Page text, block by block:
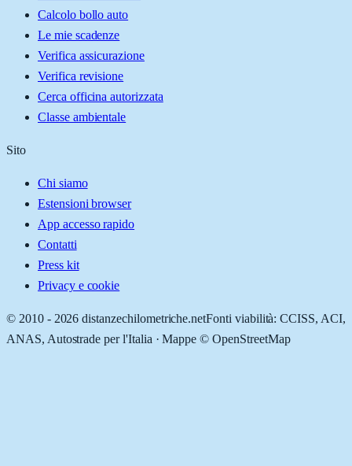
Calcolo bollo auto
Le mie scadenze
Verifica assicurazione
Verifica revisione
Cerca officina autorizzata
Classe ambientale
Sito
Chi siamo
Estensioni browser
App accesso rapido
Contatti
Press kit
Privacy e cookie
© 2010 - 2026 distanzechilometriche.netFonti viabilità: CCISS, ACI,
ANAS, Autostrade per l'Italia · Mappe © OpenStreetMap